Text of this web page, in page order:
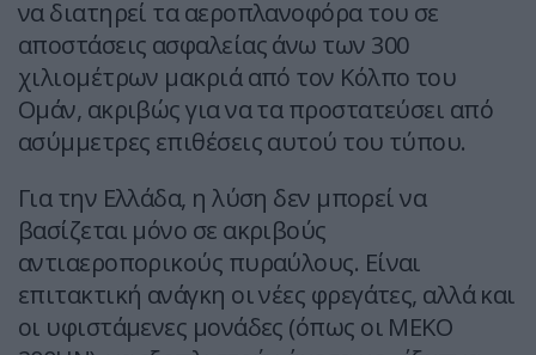
να διατηρεί τα αεροπλανοφόρα του σε
αποστάσεις ασφαλείας άνω των 300
χιλιομέτρων μακριά από τον Κόλπο του
Ομάν, ακριβώς για να τα προστατεύσει από
ασύμμετρες επιθέσεις αυτού του τύπου.
Για την Ελλάδα, η λύση δεν μπορεί να
βασίζεται μόνο σε ακριβούς
αντιαεροπορικούς πυραύλους. Είναι
επιτακτική ανάγκη οι νέες φρεγάτες, αλλά και
οι υφιστάμενες μονάδες (όπως οι ΜΕΚΟ